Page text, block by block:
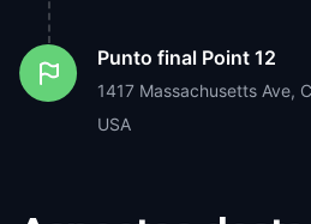
Punto final Point 12
1417 Massachusetts Ave,
USA